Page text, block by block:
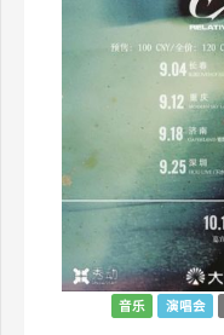
音乐 演唱会